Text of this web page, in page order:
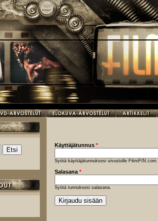
Käyttäjätunnus *
Syötä käyttäjätunnuksesi sivustolle FilmiFIN.com.
Salasana *
Syötä tunnuksesi salasana.